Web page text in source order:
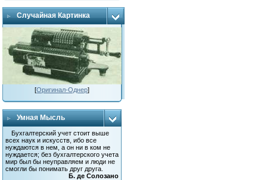
Случайная Картинка
[Оригинал-Однер]
Умная Мысль
Бухгалтерский учет стоит выше
всех наук и искусств, ибо все
нуждаются в нем, а он ни в ком не
нуждается; без бухгалтерского учета
мир был бы неуправляем и люди не
смогли бы понимать друг друга.
Б. де Солозано